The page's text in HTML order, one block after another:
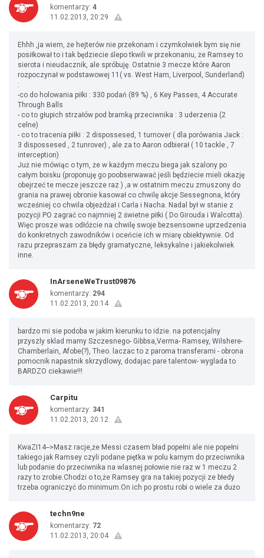
komentarzy: 4
11.02.2013, 20:29
Ehhh ,ja wiem, że hejterów nie przekonam i czymkolwiek bym się nie
posiłkował to i tak będziecie ślepo tkwili w przekonaniu, że Ramsey to
sierota i nieudacznik, ale spróbuję. Ostatnie 3 mecze które Aaron
rozpoczynał w podstawowej 11( vs. West Ham, Liverpool, Sunderland)
:
-co do holowania piłki : 330 podań (89 %) , 6 Key Passes, 4 Accurate
Through Balls
- co to głupich strzałów pod bramką przeciwnika : 3 uderzenia (2
celne)
- co to tracenia piłki : 2 dispossesed, 1 turnover ( dla porówania Jack :
3 dispossesed , 2 tunrover) , ale za to Aaron odbierał ( 10 tackle , 7
interception)
Już nie mówiąc o tym, że w każdym meczu biega jak szalony po
całym boisku (proponuję go poobserwawać jeśli będziecie mieli okazję
obejrzeć te mecze jeszcze raz ) ,a w ostatnim meczu zmuszony do
grania na prawej obronie kasował co chwilę akcje Sessegnona, który
wcześniej co chwila objeżdżał i Carla i Nacha. Nadal był w stanie z
pozycji PO zagrać co najmniej 2 świetne piłki ( Do Girouda i Walcotta).
Więc prosze was odłóżcie na chwilę swoje bezsensowne uprzedzenia
do konkretnych zawodników i oceńcie ich w miarę obiektywnie. Od
razu przepraszam za błędy gramatyczne, leksykalne i jakiekolwiek
inne.
InArseneWeTrust09876
komentarzy: 294
11.02.2013, 20:14
bardzo mi sie podoba w jakim kierunku to idzie. na potencjalny
przyszly sklad mamy Szczesnego- Gibbsa,Verma- Ramsey, Wilshere-
Chamberlain, Afobe(?), Theo. laczac to z paroma transferami - obrona
pomocnik napastnik skrzydlowy, dodajac pare talentow- wyglada to
BARDZO ciekawie!!!
Carpitu
komentarzy: 341
11.02.2013, 20:12
KwaZI14-->Masz racje,że Messi czasem bład popełni ale nie popełni
takiego jak Ramsey czyli podane piętka w polu karnym do przeciwnika
lub podanie do przeciwnika na wlasnej połowie nie raz w 1 meczu 2
razy to zrobie.Chodzi o to,że Ramsey gra na takiej pozycji ze błedy
trzeba ograniczyć do minimum.On ich po prostu robi o wiele za dużo
techn9ne
komentarzy: 72
11.02.2013, 20:04